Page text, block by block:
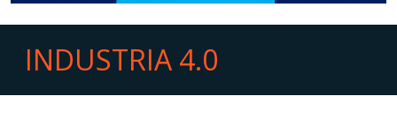
INDUSTRIA 4.0